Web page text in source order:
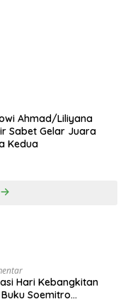
Ahmad/Liliyana
Sabet Gelar Juara
Kedua
Hari Kebangkitan
Soemitro